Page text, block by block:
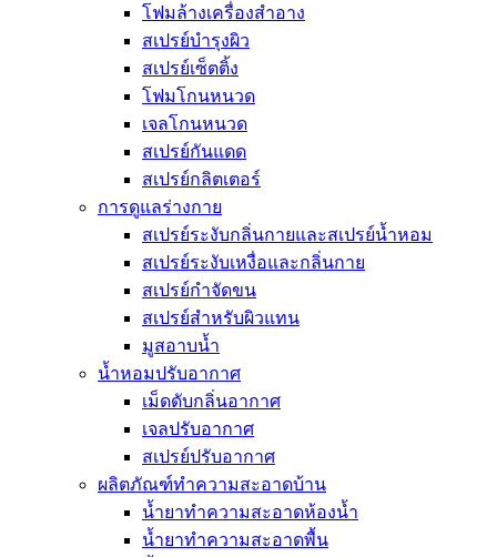
โฟมล้างเครื่องสำอาง
สเปรย์บำรุงผิว
สเปรย์เซ็ตติ้ง
โฟมโกนหนวด
เจลโกนหนวด
สเปรย์กันแดด
สเปรย์กลิตเตอร์
การดูแลร่างกาย
สเปรย์ระงับกลิ่นกายและสเปรย์น้ำหอม
สเปรย์ระงับเหงื่อและกลิ่นกาย
สเปรย์กำจัดขน
สเปรย์สำหรับผิวแทน
มูสอาบน้ำ
น้ำหอมปรับอากาศ
เม็ดดับกลิ่นอากาศ
เจลปรับอากาศ
สเปรย์ปรับอากาศ
ผลิตภัณฑ์ทำความสะอาดบ้าน
น้ำยาทำความสะอาดห้องน้ำ
น้ำยาทำความสะอาดพื้น